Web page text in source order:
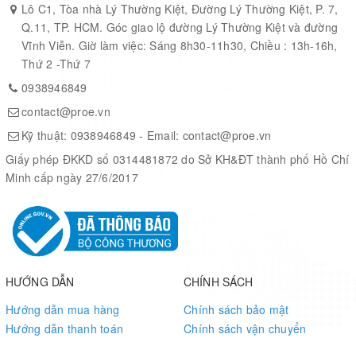
Lô C1, Tòa nhà Lý Thường Kiệt, Đường Lý Thường Kiệt, P. 7,
Q.11, TP. HCM. Góc giao lộ đường Lý Thường Kiệt và đường
Vĩnh Viễn. Giờ làm việc: Sáng 8h30-11h30, Chiều : 13h-16h,
Thứ 2 -Thứ 7
0938946849
contact@proe.vn
Kỹ thuật: 0938946849 - Email: contact@proe.vn
Giấy phép ĐKKD số 0314481872 do Sở KH&ĐT thành phố Hồ Chí
Minh cấp ngày 27/6/2017
HƯỚNG DẪN
Hướng dẫn mua hàng
Hướng dẫn thanh toán
CHÍNH SÁCH
Chính sách bảo mật
Chính sách vận chuyển